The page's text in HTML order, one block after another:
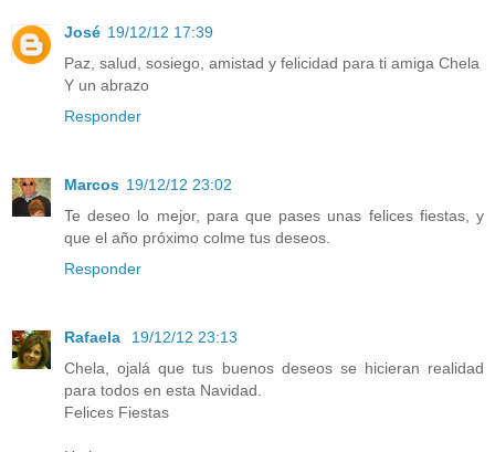
José 19/12/12 17:39
Paz, salud, sosiego, amistad y felicidad para ti amiga Chela
Y un abrazo
Responder
Marcos 19/12/12 23:02
Te deseo lo mejor, para que pases unas felices fiestas, y
que el año próximo colme tus deseos.
Responder
Rafaela
19/12/12 23:13
Chela, ojalá que tus buenos deseos se hicieran realidad
para todos en esta Navidad.
Felices Fiestas